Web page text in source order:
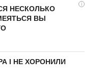
i
НЕСКОЛЬКО
ВЫ
I НЕ ХОРОНИЛИ